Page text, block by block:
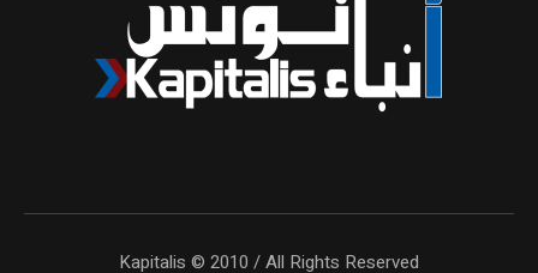
Kapitalis © 2010 / All Rights Reserved